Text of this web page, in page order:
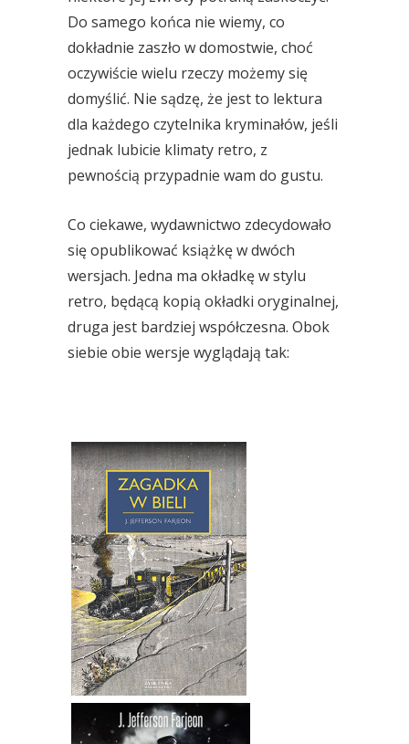
Do samego końca nie wiemy, co
dokładnie zaszło w domostwie, choć
oczywiście wielu rzeczy możemy się
domyślić. Nie sądzę, że jest to lektura
dla każdego czytelnika kryminałów, jeśli
jednak lubicie klimaty retro, z
pewnością przypadnie wam do gustu.
Co ciekawe, wydawnictwo zdecydowało
się opublikować książkę w dwóch
wersjach. Jedna ma okładkę w stylu
retro, będącą kopią okładki oryginalnej,
druga jest bardziej współczesna. Obok
siebie obie wersje wyglądają tak: